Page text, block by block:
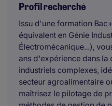
Profil recherché
Issu d'une formation
équivalent en Génie
Électromécanique...),
ans d'expérience dans la
industriels complexes,
secteur agroalimentaire
maîtrisez le pilotage de